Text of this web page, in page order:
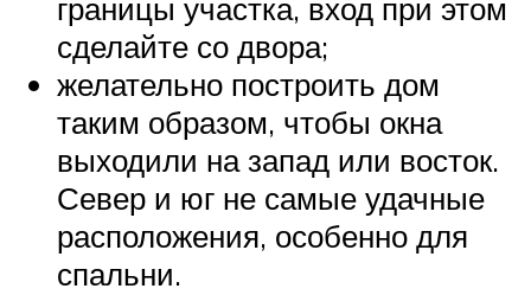
границы участка, вход при этом
сделайте со двора;
желательно построить дом
таким образом, чтобы окна
выходили на запад или восток.
Север и юг не самые удачные
расположения, особенно для
спальни.